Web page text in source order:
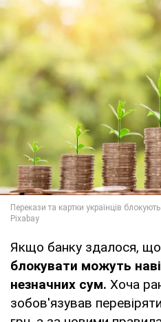
Якщо банку здалося, що
блокувати можуть
незначних сум. Хоча
зобов'язував